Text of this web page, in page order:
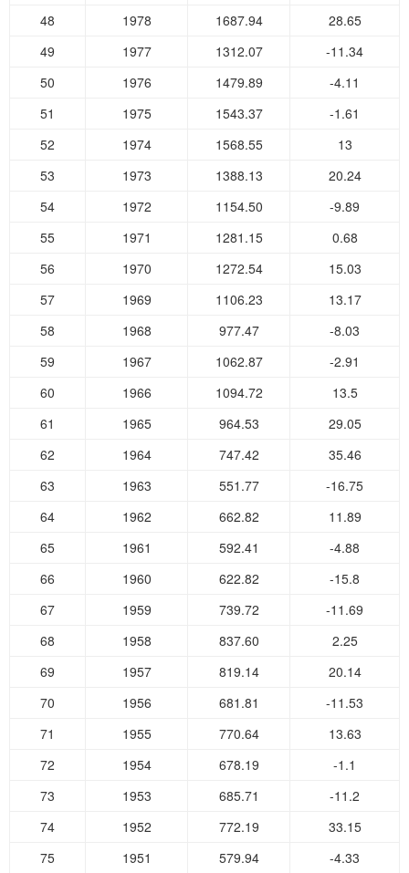
48 1978 1687.94
28.65
49
1977 1312.07
-11.34
50
1976 1479.89
-4.11
51
1975 1543.37
-1.61
52
1974 1568.55
13
53
1973 1388.13
20.24
54
1972 1154.50
-9.89
55
1971 1281.15
0.68
56
1970 1272.54
15.03
57
1969 1106.23
13.17
58
1968 977.47
-8.03
59
1967 1062.87
-2.91
60
1966 1094.72
13.5
61
1965 964.53
29.05
62
1964 747.42
35.46
63
1963 551.77
-16.75
64
1962 662.82
11.89
65
1961 592.41
-4.88
66
1960 622.82
-15.8
67
1959 739.72
-11.69
68
1958 837.60
2.25
69
1957 819.14
20.14
70
1956 681.81
-11.53
71
1955 770.64
13.63
72
1954 678.19
-1.1
73
1953 685.71
-11.2
74
1952 772.19
33.15
75
1951 579.94
-4.33